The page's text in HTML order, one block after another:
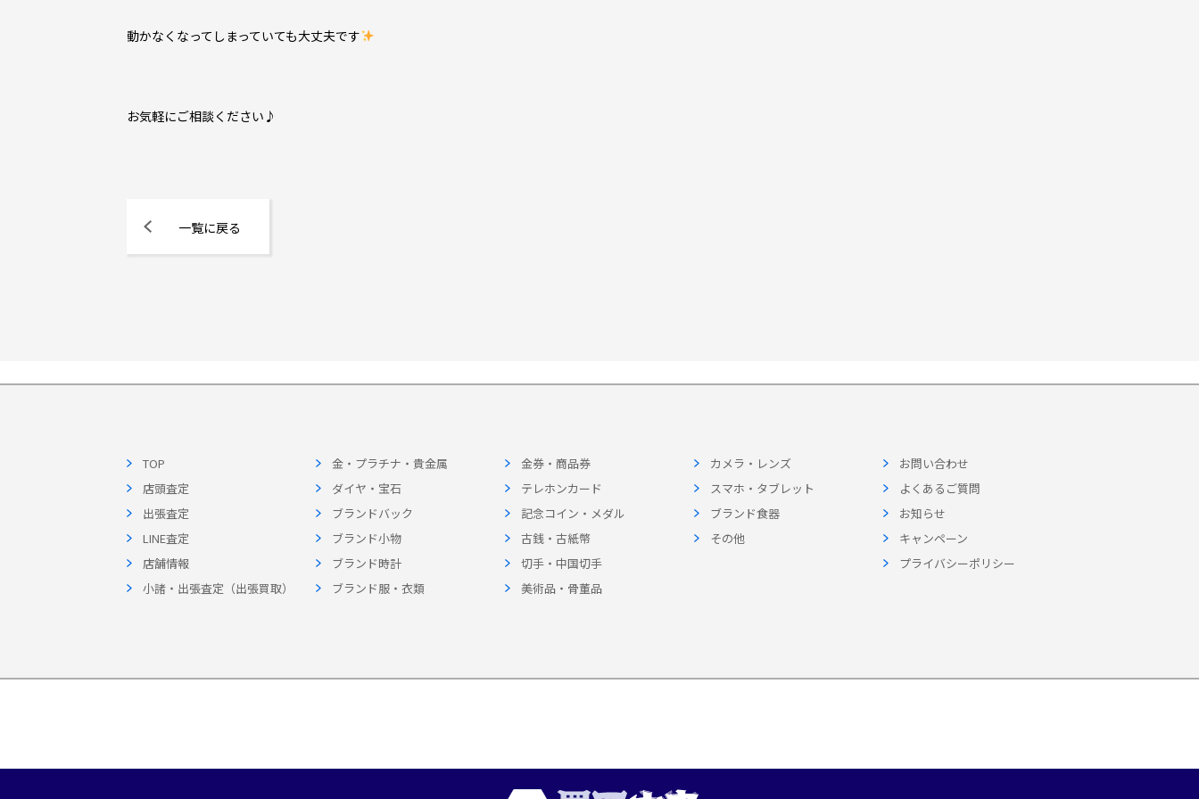
動かなくなってしまっていても大丈夫です
お気軽にご相談ください♪
一覧に戻る
TOP
店頭査定
出張査定
LINE査定
店舗情報
小諸・出張査定（出張買取）
金・プラチナ・貴金属
ダイヤ・宝石
ブランドバック
ブランド小物
ブランド時計
ブランド服・衣類
金券・商品券
テレホンカード
記念コイン・メダル
古銭・古紙幣
切手・中国切手
美術品・骨董品
カメラ・レンズ
スマホ・タブレット
ブランド食器
その他
お問い合わせ
よくあるご質問
お知らせ
キャンペーン
プライバシーポリシー